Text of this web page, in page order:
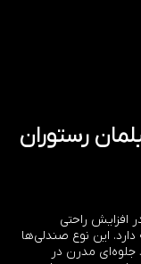
رستوران
افزایش راحتی
این نوع صندلی‌ها
جلوه‌ای مدرن در